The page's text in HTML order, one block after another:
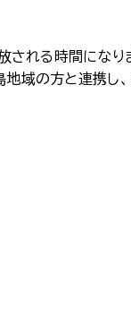
れる時間になり
域の方と連携し